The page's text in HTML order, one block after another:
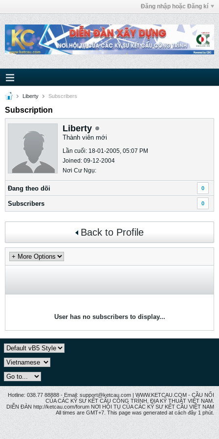
Đăng nhập hoặc Đăng kí
Liberty Subscribers
Subscription
Liberty
Thành viên mới
Lần cuối: 18-01-2005, 05:07 PM
Joined: 09-12-2004
Nơi Cư Ngụ:
Ðang theo dõi 0
Subscribers 0
Back to Profile
User has no subscribers to display...
Hotline: 038.77 88888 - Email: support@ketcau.com | WWW.KETCAU.COM - CẦU NỐI
CỦA CÁC KỸ SƯ KẾT CẤU CÔNG TRÌNH, ĐỊA KỸ THUẬT VIỆT NAM.
DIỄN ĐÀN http://ketcau.com/forum NƠI HỘI TỤ CỦA CÁC KỸ SƯ KẾT CÂU VIỆT NAM
All times are GMT+7. This page was generated at cách đây 1 phút.